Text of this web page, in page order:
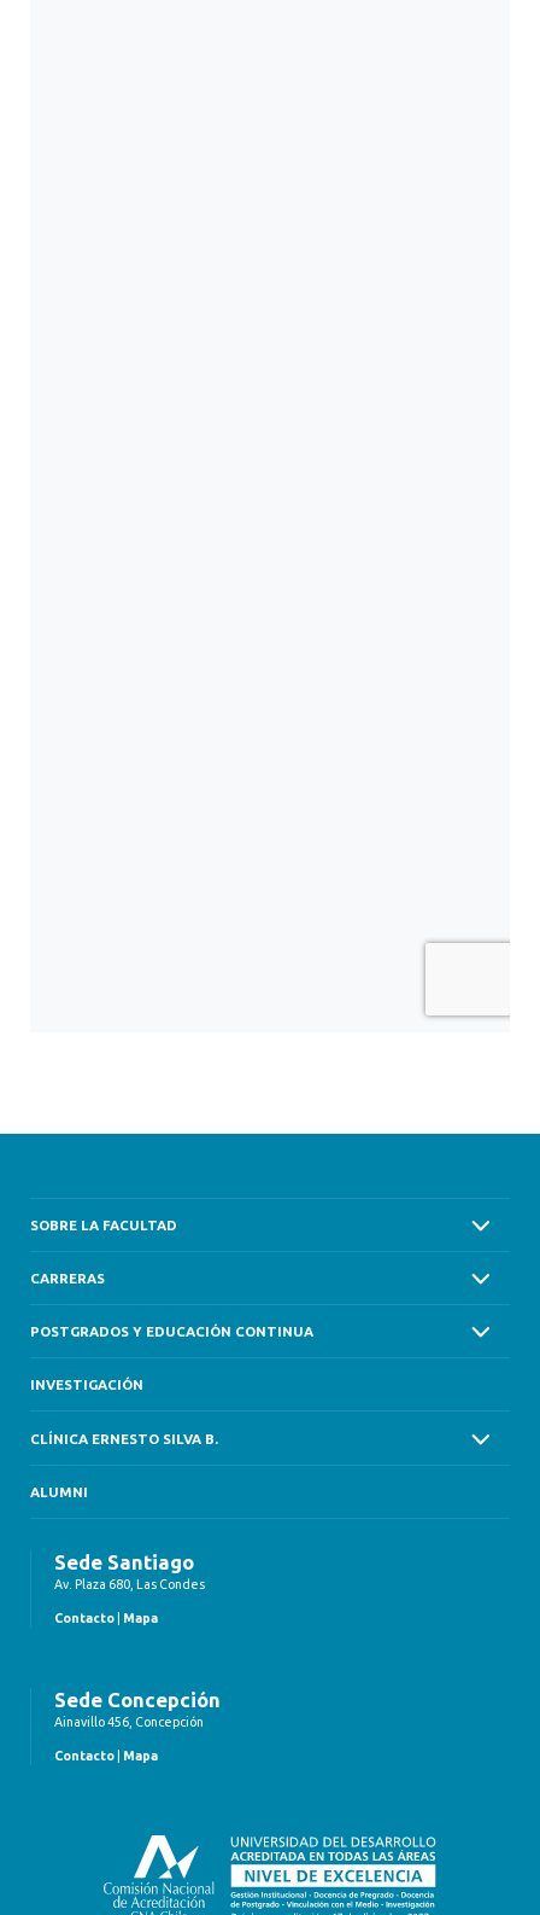
SOBRE LA FACULTAD
CARRERAS
POSTGRADOS Y EDUCACIÓN CONTINUA
INVESTIGACIÓN
CLÍNICA ERNESTO SILVA B.
ALUMNI
Sede Santiago
Av. Plaza 680, Las Condes
Contacto Mapa
Sede Concepción
Ainavillo 456, Concepción
Contacto Mapa